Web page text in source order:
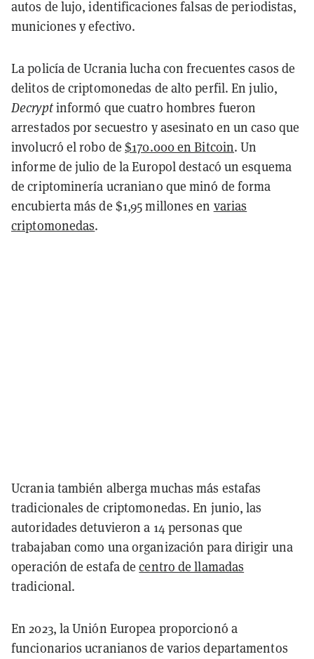
autos de lujo, identificaciones falsas de periodistas,
municiones y efectivo.
La policía de Ucrania lucha con frecuentes casos de
delitos de criptomonedas de alto perfil. En julio,
Decryptinformó que cuatro hombres fueron
arrestados por secuestro y asesinato en un caso que
involucró el robo de$170.000 en Bitcoin. Un
informe de julio de la Europol destacó un esquema
de criptominería ucraniano que minó de forma
encubierta más de $1,95 millones en varias
criptomonedas.
Ucrania también alberga muchas más estafas
tradicionales de criptomonedas. En junio, las
autoridades detuvieron a 14 personas que
trabajaban como una organización para dirigir una
operación de estafa decentro de llamadas
tradicional.
En 2023, la Unión Europea proporcionó a
funcionarios ucranianos de varios departamentos